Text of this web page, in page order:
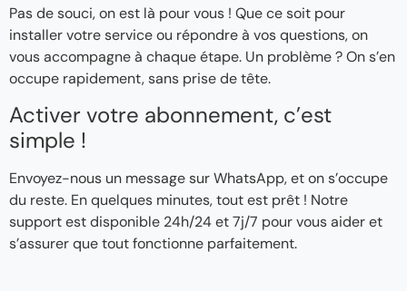
Pas de souci, on est là pour vous ! Que ce soit pour
installer votre service ou répondre à vos questions, on
vous accompagne à chaque étape. Un problème ? On s’en
occupe rapidement, sans prise de tête.
Activer votre abonnement, c’est
simple !
Envoyez-nous un message sur WhatsApp, et on s’occupe
du reste. En quelques minutes, tout est prêt ! Notre
support est disponible 24h/24 et 7j/7 pour vous aider et
s’assurer que tout fonctionne parfaitement.